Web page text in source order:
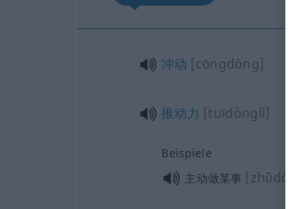
冲动 [cōngdòng]
推动力 [tuīdònglì]
Beispiele
主动做某事